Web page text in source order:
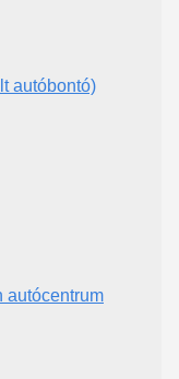
autóbontó)
autócentrum